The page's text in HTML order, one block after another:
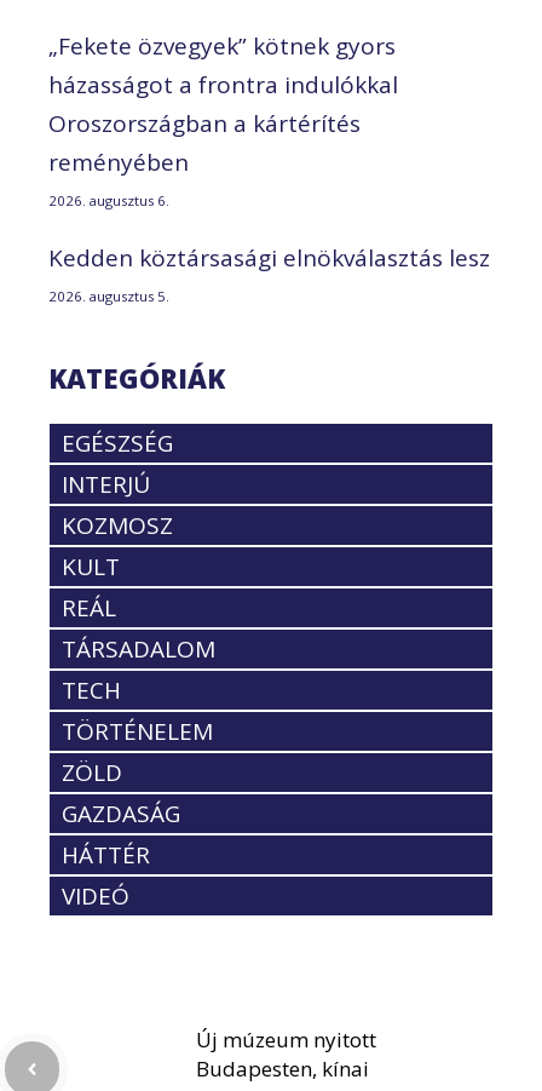
„Fekete özvegyek” kötnek gyors
házasságot a frontra indulókkal
Oroszországban a kártérítés
reményében
2026. augusztus 6.
Kedden köztársasági elnökválasztás lesz
2026. augusztus 5.
KATEGÓRIÁK
EGÉSZSÉG
INTERJÚ
KOZMOSZ
KULT
REÁL
TÁRSADALOM
TECH
TÖRTÉNELEM
ZÖLD
GAZDASÁG
HÁTTÉR
VIDEÓ
Új múzeum nyitott
Budapesten, kínai